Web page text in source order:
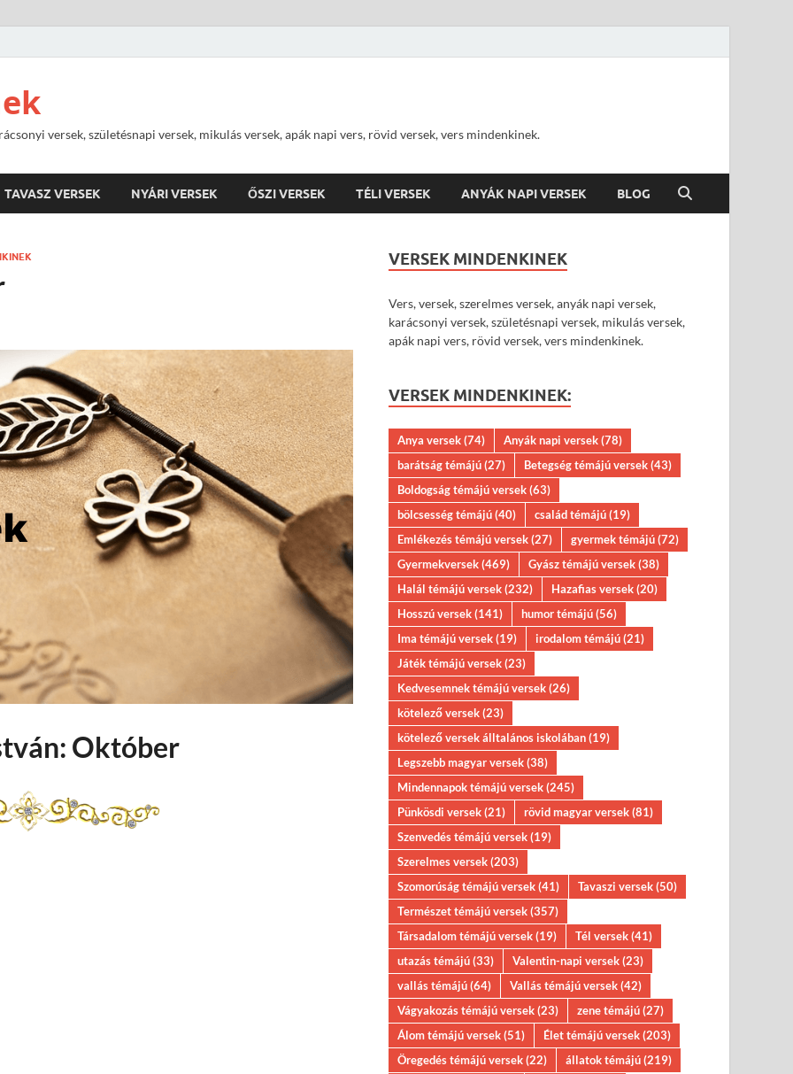
versek, születésnapi versek, mikulás versek, apák napi vers, rövid versek, vers mindenkinek.
TAVASZ VERSEK NYÁRI VERSEK ŐSZI VERSEK TÉLI VERSEK ANYÁK NAPI VERSEK BLOG
Október
VERSEK MINDENKINEK
Vers, versek, szerelmes versek, anyák napi versek,
karácsonyi versek, születésnapi versek, mikulás versek,
apák napi vers, rövid versek, vers mindenkinek.
VERSEK MINDENKINEK:
Anya versek(74) Anyák napi versek(78)
barátság témájú(27) Betegség témájú versek(43)
Boldogság témájú versek(63)
bölcsesség témájú(40) család témájú(19)
Emlékezés témájú versek(27) gyermek témájú(72)
Gyermekversek(469) Gyász témájú versek(38)
Halál témájú versek(232) Hazafias versek(20)
Hosszú versek(141) humor témájú(56)
Ima témájú versek(19) irodalom témájú(21)
Játék témájú versek(23)
Kedvesemnek témájú versek(26)
kötelező versek(23)
kötelező versek álltalános iskolában(19)
Legszebb magyar versek(38)
Mindennapok témájú versek(245)
Pünkösdi versek(21) rövid magyar versek(81)
Szenvedés témájú versek(19)
Szerelmes versek(203)
Szomorúság témájú versek(41) Tavaszi versek(50)
Természet témájú versek(357)
Társadalom témájú versek(19) Tél versek(41)
utazás témájú(33) Valentin-napi versek(23)
vallás témájú(64) Vallás témájú versek(42)
Vágyakozás témájú versek(23) zene témájú(27)
Álom témájú versek(51) Élet témájú versek(203)
Öregedés témájú versek(22) állatok témájú(219)